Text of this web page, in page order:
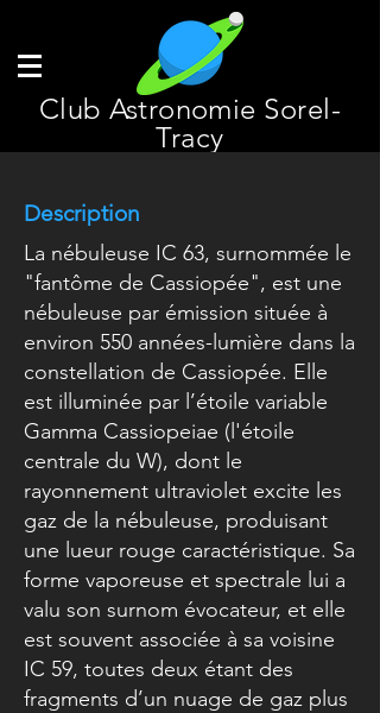
Club Astronomie Sorel-
Tracy
Description
La nébuleuse IC 63, surnommée le
"fantôme de Cassiopée", est une
nébuleuse par émission située à
environ 550 années-lumière dans la
constellation de Cassiopée. Elle
est illuminée par l’étoile variable
Gamma Cassiopeiae (l'étoile
centrale du W), dont le
rayonnement ultraviolet excite les
gaz de la nébuleuse, produisant
une lueur rouge caractéristique. Sa
forme vaporeuse et spectrale lui a
valu son surnom évocateur, et elle
est souvent associée à sa voisine
IC 59, toutes deux étant des
fragments d’un nuage de gaz plus